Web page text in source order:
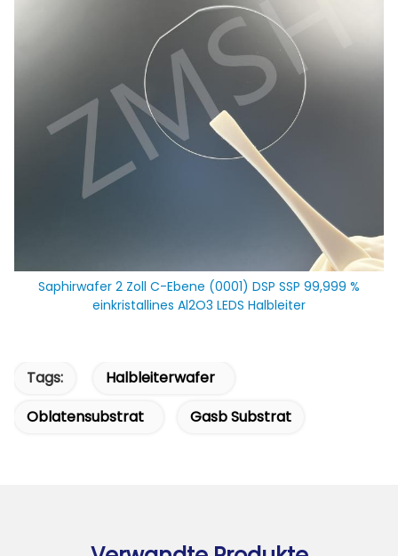
Saphirwafer 2 Zoll C-Ebene (0001) DSP SSP 99,999 %
einkristallines Al2O3 LEDS Halbleiter
Tags:
Halbleiterwafer
Oblatensubstrat
Gasb Substrat